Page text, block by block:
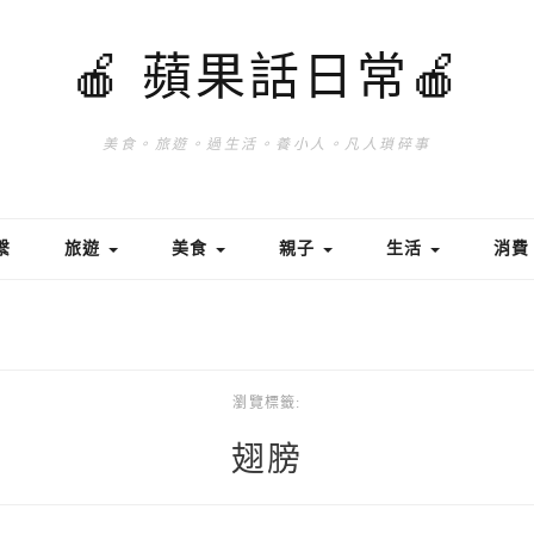
🍎 蘋果話日常🍎
美食。旅遊。過生活。養小人。凡人瑣碎事
旅遊 美食 親子 生活 消費
瀏覽標籤:
翅膀